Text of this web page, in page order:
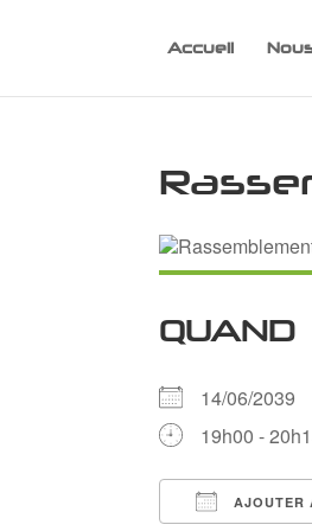
Accueil
QUAND
14/06/2039
19h00 -
AJOUTER